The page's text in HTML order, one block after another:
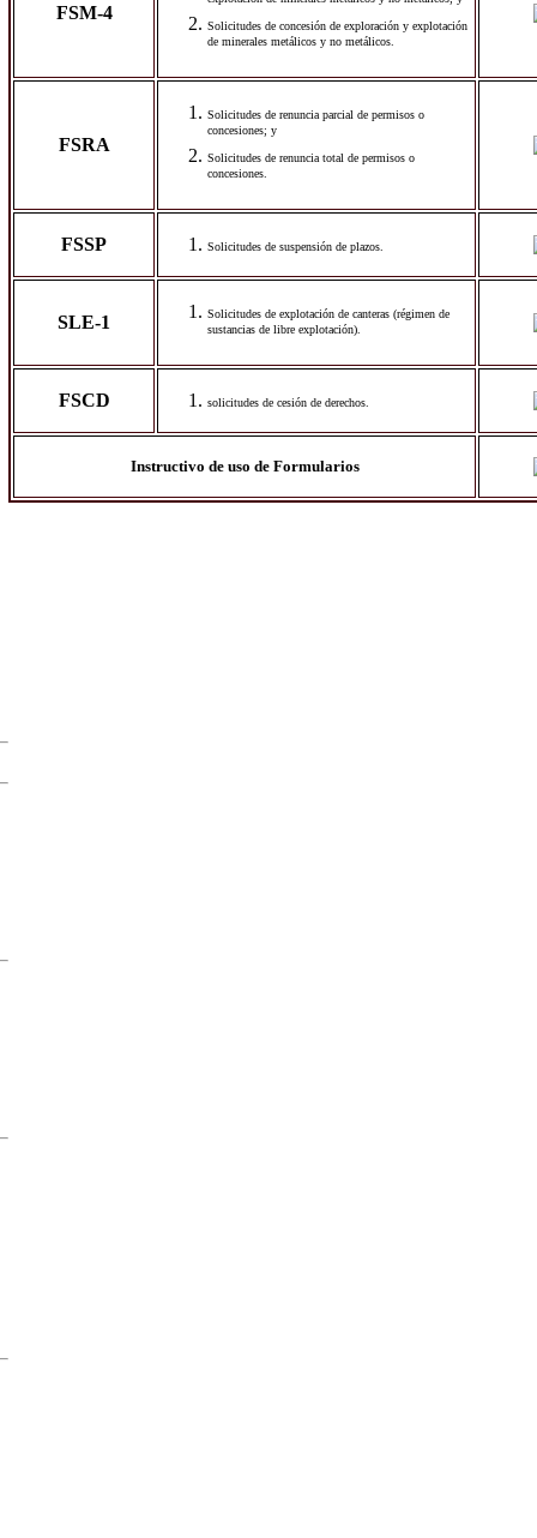
FSM-4
Solicitudes de concesión de exploración y explotación
de minerales metálicos y no metálicos.
FSRA
Solicitudes de renuncia parcial de permisos o
concesiones; y
Solicitudes de renuncia total de permisos o
concesiones.
FSSP Solicitudes de suspensión de plazos.
SLE-1 Solicitudes de explotación de canteras (régimen de
sustancias de libre explotación).
FSCD solicitudes de cesión de derechos.
Instructivo de uso de Formularios